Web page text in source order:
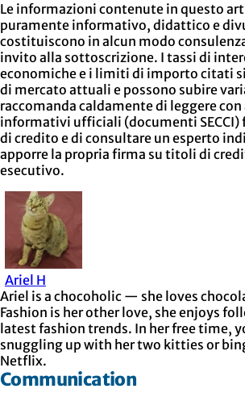
Le informazioni contenute in questo
puramente informativo, didattico e
costituiscono in alcun modo
invito alla sottoscrizione. I tassi di
economiche e i limiti di importo citati
di mercato attuali e possono subire
raccomanda caldamente di leggere
informativi ufficiali (documenti
di credito e di consultare un esperto
apporre la propria firma su titoli di
esecutivo.
Ariel H
Ariel is a chocoholic — she loves
Fashion is her other love, she enjoys
latest fashion trends. In her free time,
snuggling up with her two kitties or
Netflix.
Communication